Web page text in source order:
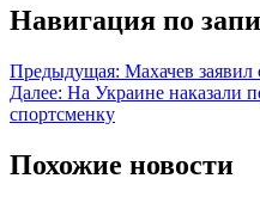
Навигация по
Предыдущая: Махачев
Далее: На Украине наказали
спортсменку
Похожие новости